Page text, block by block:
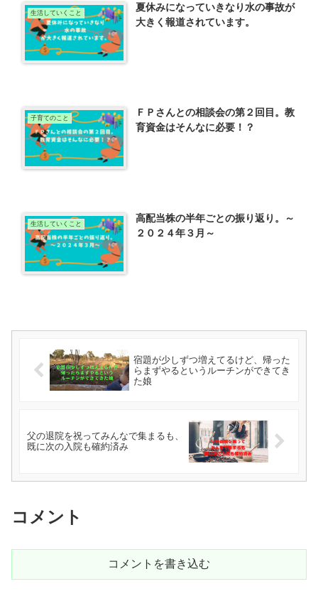
生活していくこと
夏休みになっていきなり水の事故が
大きく報道されています。
子育てのこと
ＦＰさんとの相談会の第２回目。教
育資金はそんなに必要！？
生活していくこと
高配当株の半年ごとの振り返り。～
２０２４年３月～
宿題が少しずつ増えてるけど、帰った
らまずやるというルーチンができてき
た娘
父の退院を祝ってみんなで集まるも、
既に次の入院も確約済み
コメント
コメントを書き込む